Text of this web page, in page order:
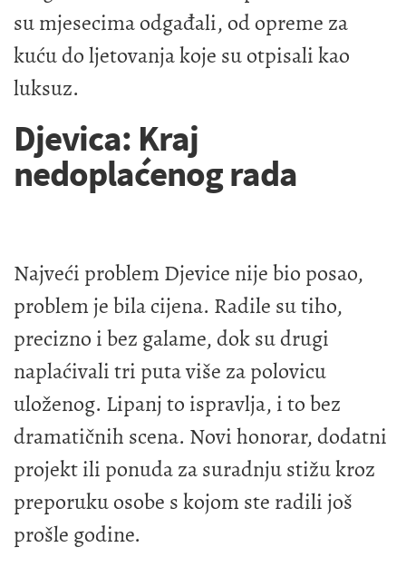
su mjesecima odgađali, od opreme za
kuću do ljetovanja koje su otpisali kao
luksuz.
Djevica: Kraj
nedoplaćenog rada
Najveći problem Djevice nije bio posao,
problem je bila cijena. Radile su tiho,
precizno i bez galame, dok su drugi
naplaćivali tri puta više za polovicu
uloženog. Lipanj to ispravlja, i to bez
dramatičnih scena. Novi honorar, dodatni
projekt ili ponuda za suradnju stižu kroz
preporuku osobe s kojom ste radili još
prošle godine.